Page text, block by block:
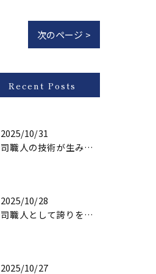
次のページ >
Recent Posts
2025/10/31
寿司職人の技術が生み出す感動の瞬間
2025/10/28
寿司職人として誇りを持てる理由とは
2025/10/27